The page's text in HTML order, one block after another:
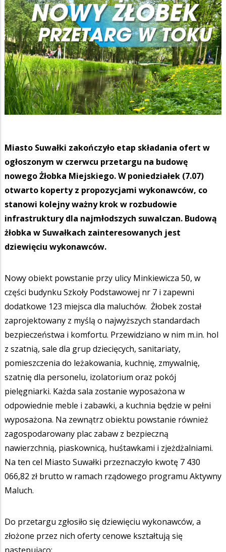
Miasto Suwałki zakończyło etap składania ofert w
ogłoszonym w czerwcu przetargu na budowę
nowego Żłobka Miejskiego. W poniedziałek (7.07)
otwarto koperty z propozycjami wykonawców, co
stanowi kolejny ważny krok w rozbudowie
infrastruktury dla najmłodszych suwalczan. Budową
żłobka w Suwałkach zainteresowanych jest
dziewięciu wykonawców.
Nowy obiekt powstanie przy ulicy Minkiewicza 50, w
części budynku Szkoły Podstawowej nr 7 i zapewni
dodatkowe 123 miejsca dla maluchów. Żłobek został
zaprojektowany z myślą o najwyższych standardach
bezpieczeństwa i komfortu. Przewidziano w nim m.in. hol
z szatnią, sale dla grup dziecięcych, sanitariaty,
pomieszczenia do leżakowania, kuchnię, zmywalnię,
szatnię dla personelu, izolatorium oraz pokój
pielęgniarki. Każda sala zostanie wyposażona w
odpowiednie meble i zabawki, a kuchnia będzie w pełni
wyposażona. Na zewnątrz obiektu powstanie również
zagospodarowany plac zabaw z bezpieczną
nawierzchnią, piaskownicą, huśtawkami i zjeżdżalniami.
Na ten cel Miasto Suwałki przeznaczyło kwotę 7 430
066,82 zł brutto w ramach rządowego programu Aktywny
Maluch.
Do przetargu zgłosiło się dziewięciu wykonawców, a
złożone przez nich oferty cenowe kształtują się